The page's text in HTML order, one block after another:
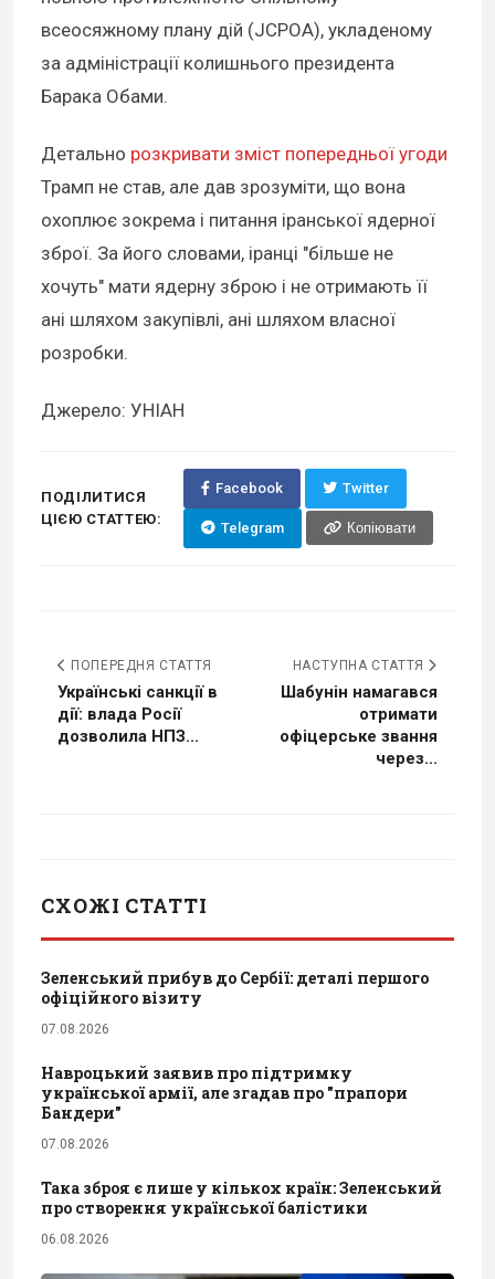
всеосяжному плану дій (JCPOA), укладеному
за адміністрації колишнього президента
Барака Обами.
Детально розкривати зміст попередньої угоди
Трамп не став, але дав зрозуміти, що вона
охоплює зокрема і питання іранської ядерної
зброї. За його словами, іранці "більше не
хочуть" мати ядерну зброю і не отримають її
ані шляхом закупівлі, ані шляхом власної
розробки.
Джерело: УНІАН
ПОДІЛИТИСЯ
ЦІЄЮ СТАТТЕЮ:
Facebook Twitter
Telegram Копіювати
ПОПЕРЕДНЯ СТАТТЯ
Українські санкції в
дії: влада Росії
дозволила НПЗ...
НАСТУПНА СТАТТЯ
Шабунін намагався
отримати
офіцерське звання
через...
СХОЖІ СТАТТІ
Зеленський прибув до Сербії: деталі першого
офіційного візиту
07.08.2026
Навроцький заявив про підтримку
української армії, але згадав про "прапори
Бандери"
07.08.2026
Така зброя є лише у кількох країн: Зеленський
про створення української балістики
06.08.2026